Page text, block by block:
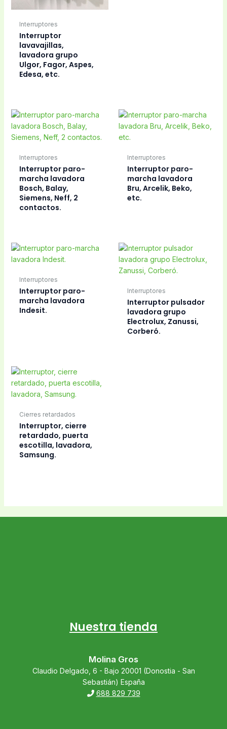
Interruptores
Interruptor
lavavajillas,
lavadora grupo
Ulgor, Fagor, Aspes,
Edesa, etc.
Interruptores
Interruptor paro-
marcha lavadora
Bosch, Balay,
Siemens, Neff, 2
contactos.
Interruptores
Interruptor paro-
marcha lavadora
Bru, Arcelik, Beko,
etc.
Interruptores
Interruptor paro-
marcha lavadora
Indesit.
Interruptores
Interruptor pulsador
lavadora grupo
Electrolux, Zanussi,
Corberó.
Cierres retardados
Interruptor, cierre
retardado, puerta
escotilla, lavadora,
Samsung.
Nuestra tienda
Molina Gros
Claudio Delgado, 6 - Bajo 20001 (Donostia - San
Sebastián) España
688 829 739